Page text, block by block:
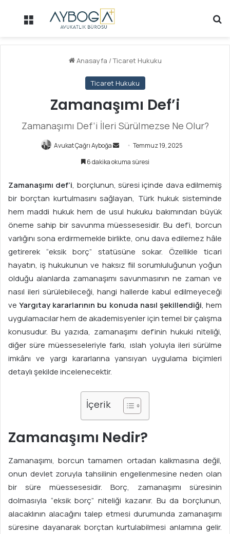
Menü
Anasayfa /Ticaret Hukuku
Ticaret Hukuku
Zamanaşımı Def’i
Zamanaşımı Def’i İleri Sürülmezse Ne Olur?
Avukat Çağrı Ayboğa
e
t
a
g
ö
n
d
e
r
m
Temmuz 19, 2025
6 dakika okuma süresi
Zamanaşımı def’i, borçlunun, süresi içinde dava edilmemiş
bir borçtan kurtulmasını sağlayan, Türk hukuk sisteminde
hem maddi hukuk hem de usul hukuku bakımından büyük
öneme sahip bir savunma müessesesidir. Bu def’i, borcun
varlığını sona erdirmemekle birlikte, onu dava edilemez hâle
getirerek “eksik borç” statüsüne sokar. Özellikle ticari
hayatın, iş hukukunun ve haksız fiil sorumluluğunun yoğun
olduğu alanlarda zamanaşımı savunmasının ne zaman ve
nasıl ileri sürülebileceği, hangi hallerde kabul edilmeyeceği
ve Yargıtay kararlarının bu konuda nasıl şekillendiği, hem
uygulamacılar hem de akademisyenler için temel bir çalışma
konusudur. Bu yazıda, zamanaşımı def’inin hukuki niteliği,
diğer süre müesseseleriyle farkı, ıslah yoluyla ileri sürülme
imkânı ve yargı kararlarına yansıyan uygulama biçimleri
detaylı şekilde incelenecektir.
İçerik
Zamanaşımı Nedir?
Zamanaşımı, borcun tamamen ortadan kalkmasına değil,
onun devlet zoruyla tahsilinin engellenmesine neden olan
bir süre müessesesidir. Borç, zamanaşımı süresinin
dolmasıyla “eksik borç” niteliği kazanır. Bu da borçlunun,
alacaklının alacağını talep etmesi durumunda zamanaşımı
süresine dayanarak borçtan kurtulabilmesi anlamına gelir.